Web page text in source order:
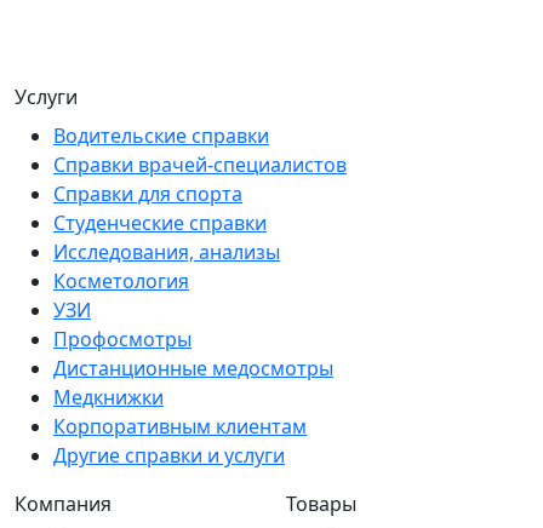
Услуги
Водительские справки
Справки врачей-специалистов
Справки для спорта
Студенческие справки
Исследования, анализы
Косметология
УЗИ
Профосмотры
Дистанционные медосмотры
Медкнижки
Корпоративным клиентам
Другие справки и услуги
Компания
Товары